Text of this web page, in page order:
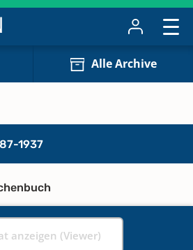
Alle Archive
1937
anzeigen (Viewer)